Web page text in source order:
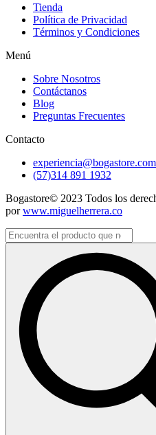
Tienda
Política de Privacidad
Términos y Condiciones
Menú
Sobre Nosotros
Contáctanos
Blog
Preguntas Frecuentes
Contacto
(57)314 891 1932
Bogastore© 2023 Todos los
porwww.miguelherrera.co